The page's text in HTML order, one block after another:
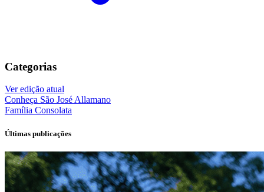
Categorias
Ver edição atual
Conheça São José Allamano
Família Consolata
Últimas publicações